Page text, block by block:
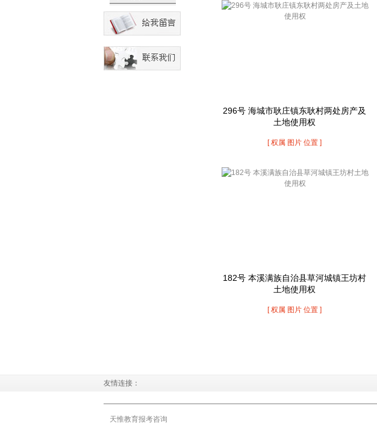
296号 海城市耿庄镇东耿村两处房产及
土地使用权
[ 权属 图片 位置 ]
182号 本溪满族自治县草河城镇王坊村
土地使用权
[ 权属 图片 位置 ]
友情连接：
天惟教育报考咨询